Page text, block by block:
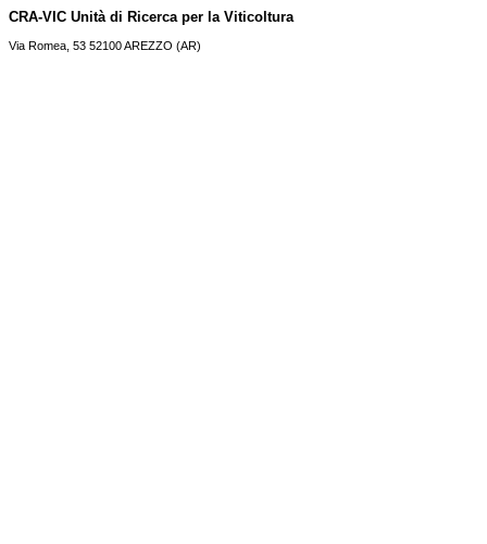
CRA-VIC Unità di Ricerca per la Viticoltura
Via Romea, 53 52100 AREZZO (AR)